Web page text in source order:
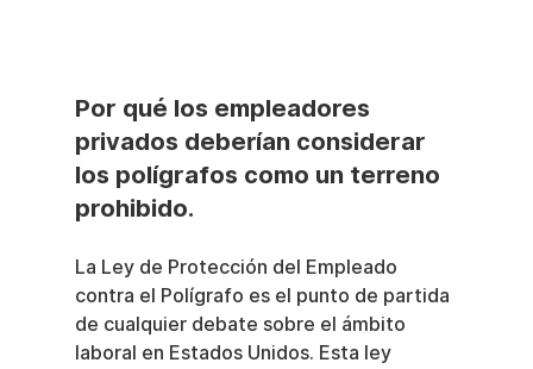
Por qué los empleadores
privados deberían considerar
los polígrafos como un terreno
prohibido.
La Ley de Protección del Empleado
contra el Polígrafo es el punto de partida
de cualquier debate sobre el ámbito
laboral en Estados Unidos. Esta ley